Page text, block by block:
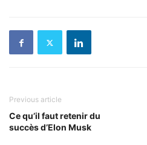
Previous article
Ce qu’il faut retenir du
succès d’Elon Musk